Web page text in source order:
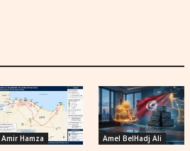
Amir Hamza Amel BelHadj Ali